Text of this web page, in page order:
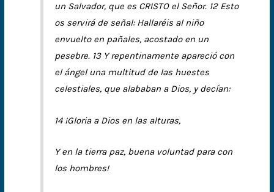
un Salvador, que es CRISTO el Señor. 12 Esto
os servirá de señal: Hallaréis al niño
envuelto en pañales, acostado en un
pesebre. 13 Y repentinamente apareció con
el ángel una multitud de las huestes
celestiales, que alababan a Dios, y decían:
14 ¡Gloria a Dios en las alturas,
Y en la tierra paz, buena voluntad para con
los hombres!